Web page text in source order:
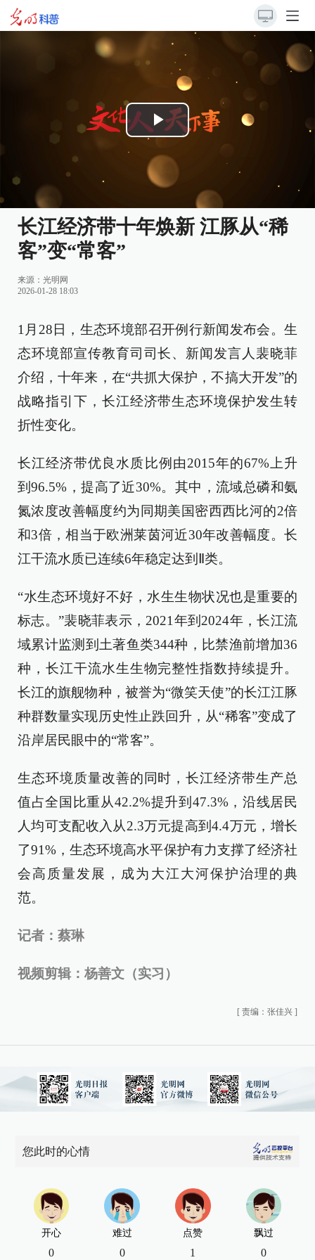
Play
Video
长江经济带十年焕新 江豚从“稀
客”变“常客”
来源： 光明网
2026-01-28 18:03
1月28日，生态环境部召开例行新闻发布会。生
态环境部宣传教育司司长、新闻发言人裴晓菲
介绍，十年来，在“共抓大保护，不搞大开发”的
战略指引下，长江经济带生态环境保护发生转
折性变化。
长江经济带优良水质比例由2015年的67%上升
到96.5%，提高了近30%。其中，流域总磷和氨
氮浓度改善幅度约为同期美国密西西比河的2倍
和3倍，相当于欧洲莱茵河近30年改善幅度。长
江干流水质已连续6年稳定达到Ⅱ类。
“水生态环境好不好，水生生物状况也是重要的
标志。”裴晓菲表示，2021年到2024年，长江流
域累计监测到土著鱼类344种，比禁渔前增加36
种，长江干流水生生物完整性指数持续提升。
长江的旗舰物种，被誉为“微笑天使”的长江江豚
种群数量实现历史性止跌回升，从“稀客”变成了
沿岸居民眼中的“常客”。
生态环境质量改善的同时，长江经济带生产总
值占全国比重从42.2%提升到47.3%，沿线居民
人均可支配收入从2.3万元提高到4.4万元，增长
了91%，生态环境高水平保护有力支撑了经济社
会高质量发展，成为大江大河保护治理的典
范。
记者：蔡琳
视频剪辑：杨善文（实习）
[ 责编：张佳兴 ]
您此时的心情
开心
0
难过
0
点赞
1
飘过
0